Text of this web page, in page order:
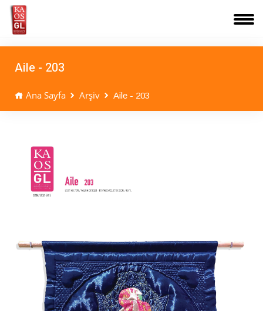
Aile - 203
Ana Sayfa Arşiv Aile - 203